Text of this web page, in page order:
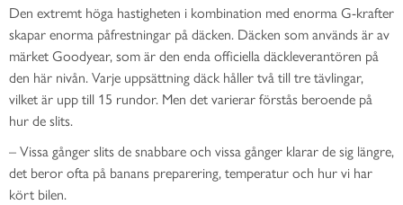
Den extremt höga hastigheten i kombination med enorma G-krafter
skapar enorma påfrestningar på däcken. Däcken som används är av
märket Goodyear, som är den enda officiella däckleverantören på
den här nivån. Varje uppsättning däck håller två till tre tävlingar,
vilket är upp till 15 rundor. Men det varierar förstås beroende på
hur de slits.
– Vissa gånger slits de snabbare och vissa gånger klarar de sig längre,
det beror ofta på banans preparering, temperatur och hur vi har
kört bilen.